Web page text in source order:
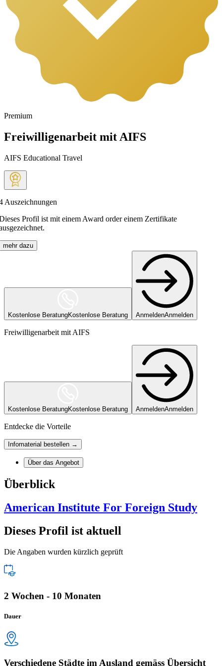
Premium
Freiwilligenarbeit mit AIFS
AIFS Educational Travel
Auszeichnungen
Profil ist mit einem Award order einem Zertifikate
mehr dazu
Kostenlose BeratungKostenlose Beratung AnmeldenAnmelden
Freiwilligenarbeit mit AIFS
Kostenlose BeratungKostenlose Beratung AnmeldenAnmelden
Entdecke die Vorteile
Infomaterial bestellen →
Über das Angebot
Überblick
American Institute For Foreign Study
Dieses Profil ist aktuell
Die Angaben wurden kürzlich geprüft
2 Wochen - 10 Monaten
Dauer
Verschiedene Städte im Ausland gemäss Übersicht